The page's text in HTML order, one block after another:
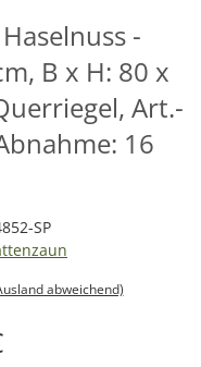
-
B x H: 80 x
Art.-
16
SP
abweichend)